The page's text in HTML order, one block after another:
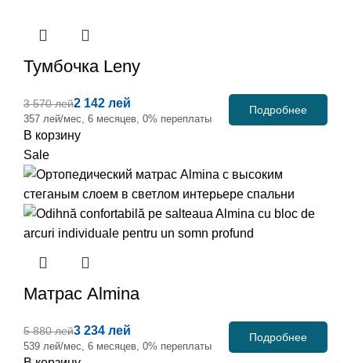
Тумбочка Leny
3 570 лей2 142 лей
357 лей/мес, 6 месяцев, 0% переплаты
Подробнее
В корзину
Sale
Матрас Almina
5 880 лей3 234 лей
539 лей/мес, 6 месяцев, 0% переплаты
Подробнее